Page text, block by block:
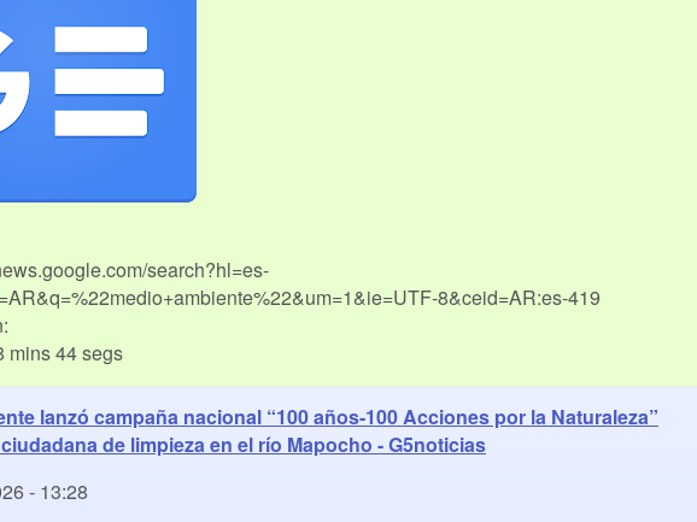
search?hl=es-
8&ceid=AR:es-419
mins 44 segs
lanzó campaña nacional “100 años-100 Acciones por la Naturaleza”
de limpieza en el río Mapocho - G5noticias
- 13:28